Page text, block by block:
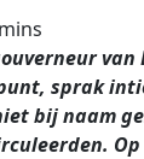
sprak
bij naam
Op